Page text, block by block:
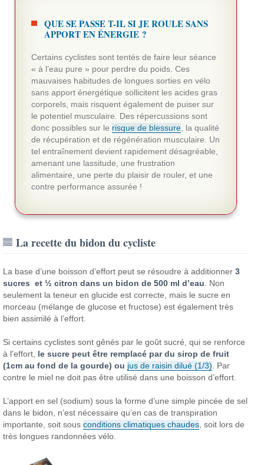
QUE SE PASSE T-IL SI JE ROULE SANS
APPORT EN ÉNERGIE ?
Certains cyclistes sont tentés de faire leur séance
« à l’eau pure » pour perdre du poids. Ces
mauvaises habitudes de longues sorties en vélo
sans apport énergétique sollicitent les acides gras
corporels, mais risquent également de puiser sur
le potentiel musculaire. Des répercussions sont
donc possibles sur le risque de blessure , la qualité
de récupération et de régénération musculaire. Un
tel entraînement devient rapidement désagréable,
amenant une lassitude, une frustration
alimentaire, une perte du plaisir de rouler, et une
contre performance assurée !
La recette du bidon du cycliste
La base d’une boisson d’effort peut se résoudre à additionner3
sucres et ½ citron dans un bidon de 500 ml d’eau . Non
seulement la teneur en glucide est correcte, mais le sucre en
morceau (mélange de glucose et fructose) est également très
bien assimilé à l’effort.
Si certains cyclistes sont gênés par le goût sucré, qui se renforce
à l’effort, le sucre peut être remplacé par du sirop de fruit
(1cm au fond de la gourde) ou jus de raisin dilué (1/3) . Par
contre le miel ne doit pas être utilisé dans une boisson d’effort.
L’apport en sel (sodium) sous la forme d’une simple pincée de sel
dans le bidon, n’est nécessaire qu’en cas de transpiration
importante, soit sousconditions climatiques chaudes , soit lors de
très longues randonnées vélo.